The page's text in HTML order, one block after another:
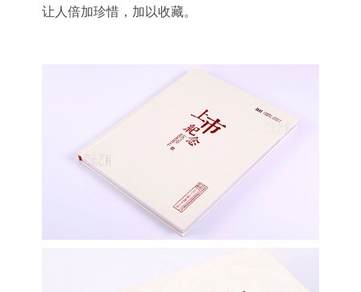
让人倍加珍惜，加以收藏。